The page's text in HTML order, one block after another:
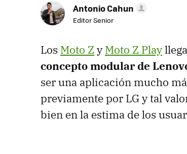
Antonio Cahun
Editor Senior
Los Moto Z yMoto Z Play
concepto modular de
ser una aplicación mucho
previamente por LG y tal
bien en la estima de los